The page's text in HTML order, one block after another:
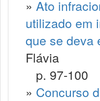
» Ato
utilizado em
que se deva
Flávia
p. 97-100
» Concurso